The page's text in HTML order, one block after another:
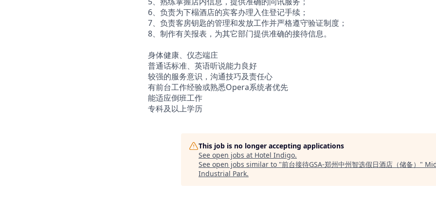
6、负责为下榻酒店的宾客办理入住登记手续；
7、负责客房钥匙的管理和发放工作并严格遵守验证制度；
8、制作有关报表，为其它部门提供准确的接待信息。
身体健康、仪态端庄
普通话标准、英语听说能力良好
较强的服务意识，沟通技巧及责任心
有前台工作经验或熟悉Opera系统者优先
能适应倒班工作
专科及以上学历
This job is no longer accepting applications
See open jobs at Hotel Indigo.
See open jobs similar to "前台接待GSA-郑州中州智选假日酒店（储备） "
Industrial Park.